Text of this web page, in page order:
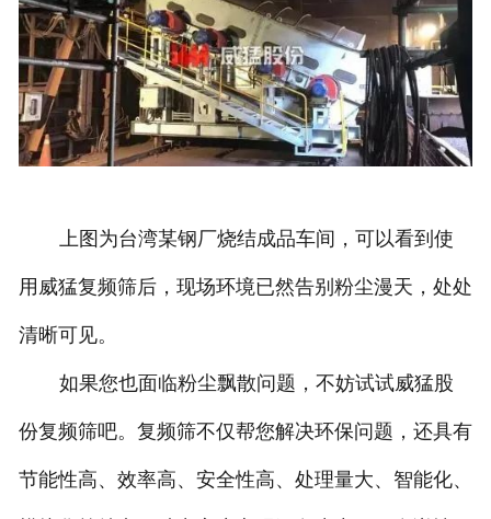
上图为台湾某钢厂烧结成品车间，可以看到使
用威猛复频筛后，现场环境已然告别粉尘漫天，处处
清晰可见。
如果您也面临粉尘飘散问题，不妨试试威猛股
份复频筛吧。复频筛不仅帮您解决环保问题，还具有
节能性高、效率高、安全性高、处理量大、智能化、